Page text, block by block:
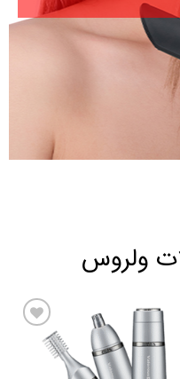
ولروس
افزودن